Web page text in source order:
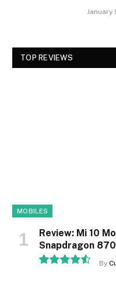
January
TOP REVIEWS
MOBILES
Review: Mi 10
Snapdragon
By